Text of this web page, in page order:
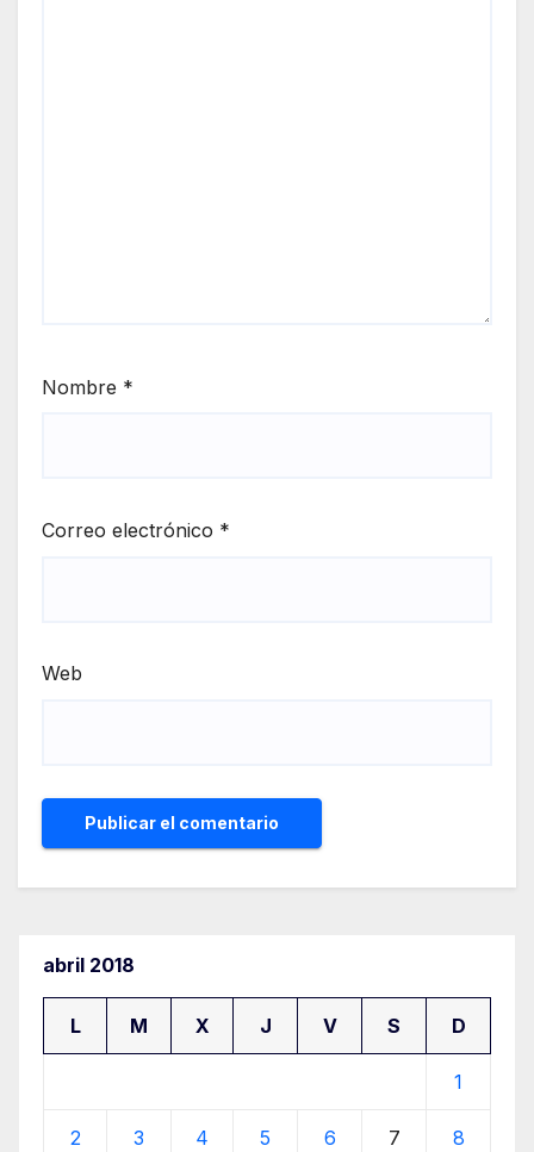
Nombre *
Correo electrónico *
Web
abril 2018
L M X J V S D
1
2 3 4 5 6 7 8